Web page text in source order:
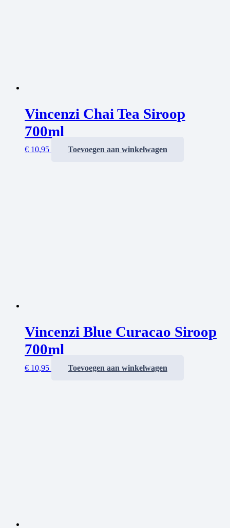
Vincenzi Chai Tea Siroop
700ml
€ 10,95 Toevoegen aan winkelwagen
Vincenzi Blue Curacao Siroop
700ml
€ 10,95 Toevoegen aan winkelwagen